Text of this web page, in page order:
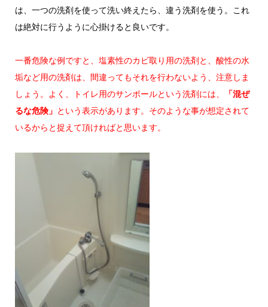
は、一つの洗剤を使って洗い終えたら、違う洗剤を使う。これ
は絶対に行うように心掛けると良いです。
一番危険な例ですと、塩素性のカビ取り用の洗剤と、酸性の水
垢など用の洗剤は、間違ってもそれを行わないよう、注意しま
しょう。よく、トイレ用のサンポールという洗剤には、
「混ぜ
るな危険」 という表示があります。そのような事が想定されて
いるからと捉えて頂ければと思います。